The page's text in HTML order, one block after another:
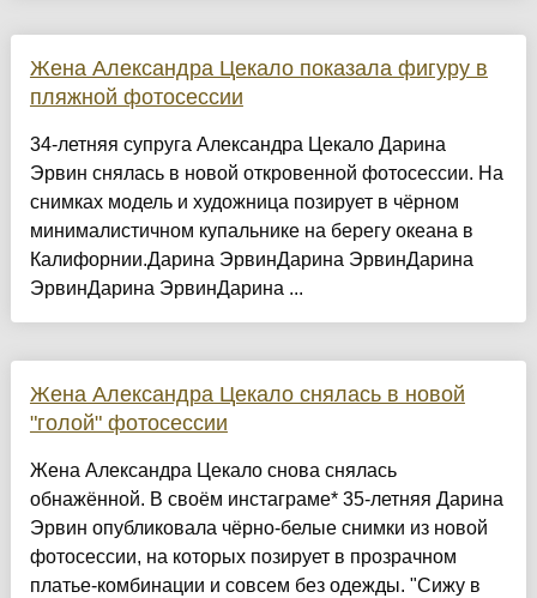
Жена Александра Цекало показала фигуру в
пляжной фотосессии
34-летняя супруга Александра Цекало Дарина
Эрвин снялась в новой откровенной фотосессии. На
снимках модель и художница позирует в чёрном
минималистичном купальнике на берегу океана в
Калифорнии.Дарина ЭрвинДарина ЭрвинДарина
ЭрвинДарина ЭрвинДарина ...
Жена Александра Цекало снялась в новой
"голой" фотосессии
Жена Александра Цекало снова снялась
обнажённой. В своём инстаграме* 35-летняя Дарина
Эрвин опубликовала чёрно-белые снимки из новой
фотосессии, на которых позирует в прозрачном
платье-комбинации и совсем без одежды. "Сижу в